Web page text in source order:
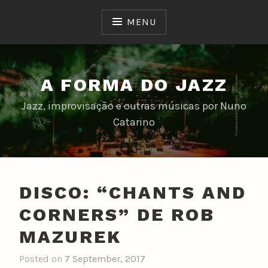
MENU
A FORMA DO JAZZ
Jazz, improvisação e outras músicas por Nuno
Catarino
DISCO: “CHANTS AND
CORNERS” DE ROB
MAZUREK
Posted on 7 September, 2017